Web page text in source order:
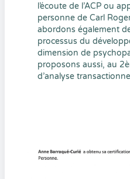
l’écoute de l’ACP ou
personne de Carl
abordons également
processus du
dimension de
proposons aussi, au
d’analyse